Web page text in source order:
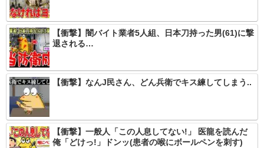
【衝撃】闇バイト業者5人組、日本刀持った男(61)に撃
退される…
【衝撃】なんJ民さん、どん兵衛でキス練してしまう..
【衝撃】一般人「この人息してない!」 医龍を読んだ
俺「どけっ!」ドンッ(患者の喉にボールペンを刺す)